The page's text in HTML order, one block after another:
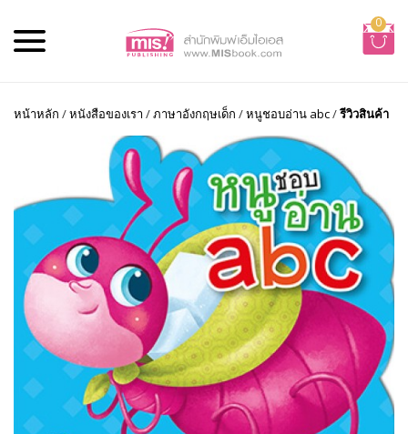
0
หน้าหลัก /หนังสือของเรา /ภาษาอังกฤษเด็ก /หนูชอบอ่าน abc/รีวิวสินค้า